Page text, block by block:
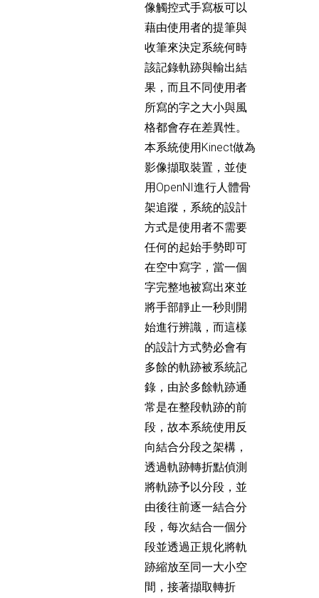
像觸控式手寫板可以
藉由使用者的提筆與
收筆來決定系統何時
該記錄軌跡與輸出結
果，而且不同使用者
所寫的字之大小與風
格都會存在差異性。
本系統使用Kinect做為
影像擷取裝置，並使
用OpenNI進行人體骨
架追蹤，系統的設計
方式是使用者不需要
任何的起始手勢即可
在空中寫字，當一個
字完整地被寫出來並
將手部靜止一秒則開
始進行辨識，而這樣
的設計方式勢必會有
多餘的軌跡被系統記
錄，由於多餘軌跡通
常是在整段軌跡的前
段，故本系統使用反
向結合分段之架構，
透過軌跡轉折點偵測
將軌跡予以分段，並
由後往前逐一結合分
段，每次結合一個分
段並透過正規化將軌
跡縮放至同一大小空
間，接著擷取轉折